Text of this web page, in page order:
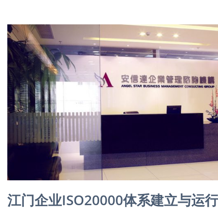
江门企业ISO20000体系建立与运